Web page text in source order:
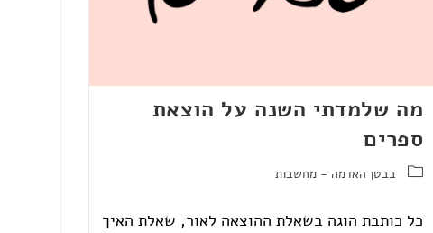
מה שלמדתי השנה על הוצאת
ספרים
בבטן האדמה - מחשבות
כל כותבת הוגה בשאלת ההוצאה לאור, שאלת האיך